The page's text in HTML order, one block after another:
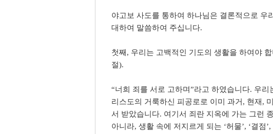
야고보 사도를 통하여 하나님은 결론적으로 우
대하여 말씀하여 주십니다.
첫째, 우리는 고백적인 기도의 생활을 하여야
절).
“너희 죄를 서로 고하며”라고 하였습니다. 우리
리스도의 거룩하신 피공로로 이미 과거, 현재,
서 받았습니다. 여기서 죄란 지옥에 가는 그런
아니라, 생활 속에 저지르게 되는 ‘허물’, ‘결점’,